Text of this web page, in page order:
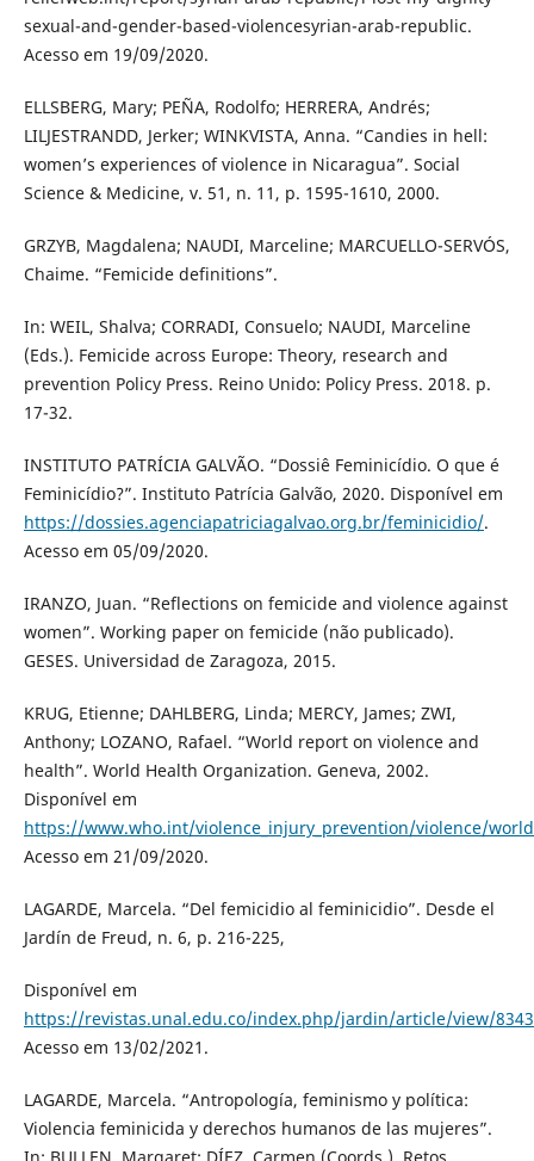
sexual-and-gender-based-violencesyrian-arab-republic.
Acesso em 19/09/2020.
ELLSBERG, Mary; PEÑA, Rodolfo; HERRERA, Andrés;
LILJESTRANDD, Jerker; WINKVISTA, Anna. “Candies in hell:
women’s experiences of violence in Nicaragua”. Social
Science & Medicine, v. 51, n. 11, p. 1595-1610, 2000.
GRZYB, Magdalena; NAUDI, Marceline; MARCUELLO-SERVÓS,
Chaime. “Femicide definitions”.
In: WEIL, Shalva; CORRADI, Consuelo; NAUDI, Marceline
(Eds.). Femicide across Europe: Theory, research and
prevention Policy Press. Reino Unido: Policy Press. 2018. p.
17-32.
INSTITUTO PATRÍCIA GALVÃO. “Dossiê Feminicídio. O que é
Feminicídio?”. Instituto Patrícia Galvão, 2020. Disponível em
https://dossies.agenciapatriciagalvao.org.br/feminicidio/.
Acesso em 05/09/2020.
IRANZO, Juan. “Reflections on femicide and violence against
women”. Working paper on femicide (não publicado).
GESES. Universidad de Zaragoza, 2015.
KRUG, Etienne; DAHLBERG, Linda; MERCY, James; ZWI,
Anthony; LOZANO, Rafael. “World report on violence and
health”. World Health Organization. Geneva, 2002.
Disponível em
https://www.who.int/violence_injury_prevention/violence/
Acesso em 21/09/2020.
LAGARDE, Marcela. “Del femicidio al feminicidio”. Desde el
Jardín de Freud, n. 6, p. 216-225,
Disponível em
https://revistas.unal.edu.co/index.php/jardin/article/view/8343
Acesso em 13/02/2021.
LAGARDE, Marcela. “Antropología, feminismo y política:
Violencia feminicida y derechos humanos de las mujeres”.